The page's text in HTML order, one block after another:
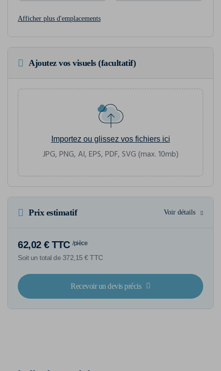
Afficher plus d'emplacements
Ajoutez vos visuels (facultatif)
Importez ou glissez vos fichiers ici
JPG, PNG, AI, EPS, PDF, SVG (max. 10mb)
Prix estimatif Voir détails
62,02 € TTC /pièce
Soit un total de 372,15 € TTC
Recevoir un devis précis